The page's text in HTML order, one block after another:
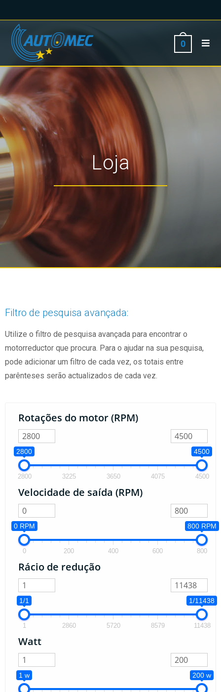
0
Loja
Filtro de pesquisa avançada:
Utilize o filtro de pesquisa avançada para encontrar o
motorreductor que procura. Para o ajudar na sua pesquisa,
pode adicionar um filtro de cada vez, os totais entre
parênteses serão actualizados de cada vez.
Rotações do motor (RPM)
2800 4500
2800 3225 3650 4075 4500
Velocidade de saída (RPM)
0 RPM 800 RPM
0 200 400 600 800
Rácio de redução
1/1 1/11438
1 2860 5720 8579 11438
Watt
1 w 200 w